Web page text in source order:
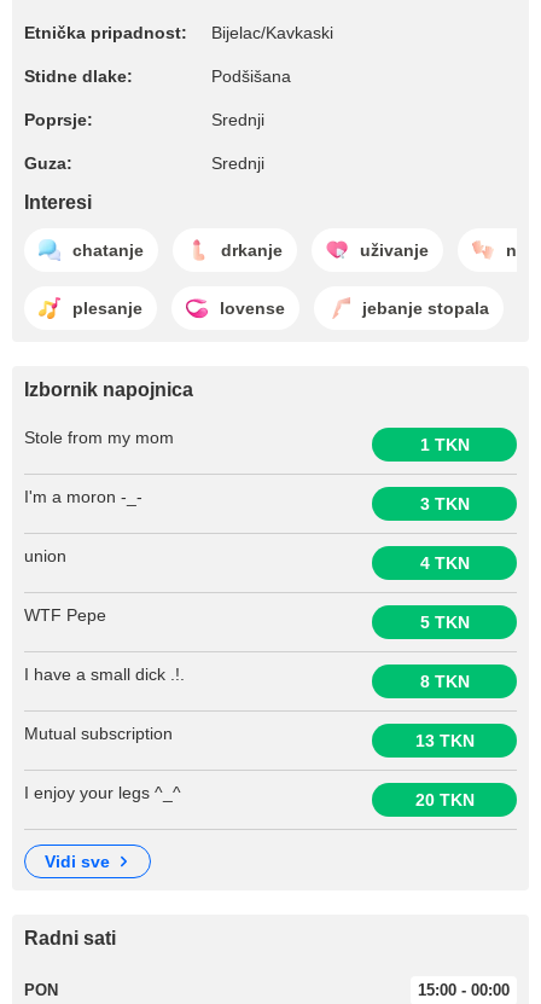
Etnička pripadnost: Bijelac/Kavkaski
Stidne dlake: Podšišana
Poprsje: Srednji
Guza: Srednji
Interesi
chatanje drkanje uživanje
plesanje lovense jebanje stopala
Izbornik napojnica
Stole from my mom 1 TKN
I'm a moron -_- 3 TKN
union 4 TKN
WTF Pepe 5 TKN
I have a small dick .!. 8 TKN
Mutual subscription 13 TKN
I enjoy your legs ^_^ 20 TKN
vidi sve
Radni sati
PON 15:00 - 00:00